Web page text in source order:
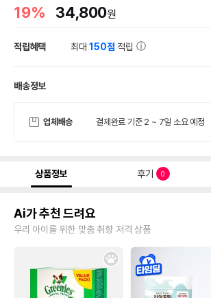
19% 34,800원
적립혜택 최대150점 적립
배송정보
업체배송 결제완료 기준 2 ~ 7일 소요 예정
상품정보 후기 0
Ai가 추천 드려요
우리 아이를 위한 맞춤 취향 저격 상품